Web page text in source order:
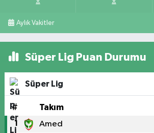
Aylık Vakitler
Süper Lig Puan Durumu
Süper Lig
# Takım
1 Amed